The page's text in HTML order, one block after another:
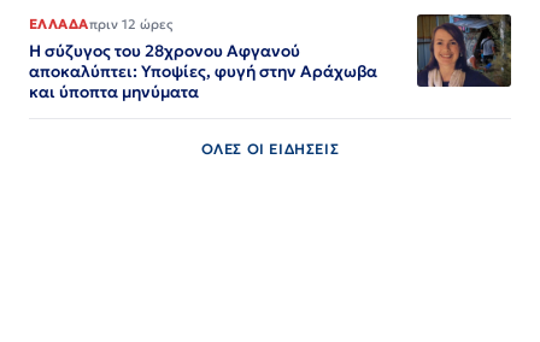
ΕΛΛΑΔΑπριν 12 ώρες
Η σύζυγος του 28χρονου Αφγανού
αποκαλύπτει: Υποψίες, φυγή στην Αράχωβα
και ύποπτα μηνύματα
ΟΛΕΣ ΟΙ ΕΙΔΗΣΕΙΣ